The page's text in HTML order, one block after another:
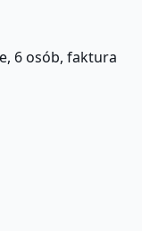
6 osób, faktura